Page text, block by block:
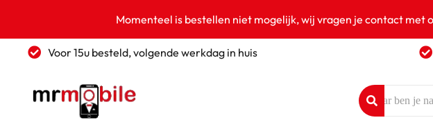
Momenteel is bestellen niet mogelijk, wij vragen je contact
Voor 15u besteld, volgende werkdag in huis